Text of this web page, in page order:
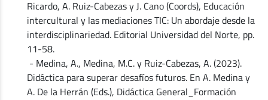
Ricardo, A. Ruiz-Cabezas y J. Cano (Coords), Educación
intercultural y las mediaciones TIC: Un abordaje desde la
interdisciplinariedad. Editorial Universidad del Norte, pp.
11-58.
- Medina, A., Medina, M.C. y Ruiz-Cabezas, A. (2023).
Didáctica para superar desafíos futuros. En A. Medina y
A. De la Herrán (Eds.), Didáctica General_Formación